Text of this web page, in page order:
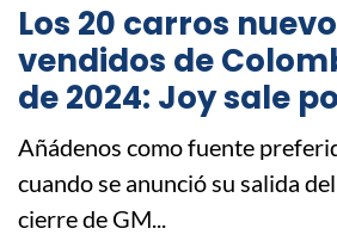
Los 20 carros
vendidos de
de 2024: Joy sale
Añádenos como fuente
cuando se anunció su salida
cierre de GM...